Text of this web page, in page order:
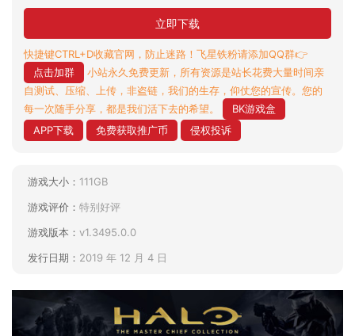
立即下载
快捷键CTRL+D收藏官网，防止迷路！飞星铁粉请添加QQ群👉
点击加群
小站永久免费更新，所有资源是站长花费大量时间亲
自测试、压缩、上传，非盗链，我们的生存，仰仗您的宣传。您的
每一次随手分享，都是我们活下去的希望。
BK游戏盒
APP下载
免费获取推广币 侵权投诉
游戏大小： 111GB
游戏评价： 特别好评
游戏版本： v1.3495.0.0
发行日期： 2019 年 12 月 4 日